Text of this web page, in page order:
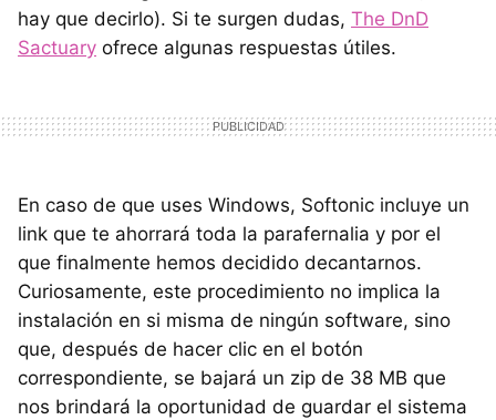
hay que decirlo). Si te surgen dudas, The DnD
Sactuary ofrece algunas respuestas útiles.
En caso de que uses Windows, Softonic incluye un
link que te ahorrará toda la parafernalia y por el
que finalmente hemos decidido decantarnos.
Curiosamente, este procedimiento no implica la
instalación en si misma de ningún software, sino
que, después de hacer clic en el botón
correspondiente, se bajará un zip de 38 MB que
nos brindará la oportunidad de guardar el sistema